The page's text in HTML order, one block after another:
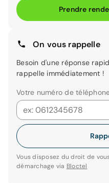
Prendre
On vous rappelle
Besoin d'une réponse
rappelle immédiatement !
Votre numéro de
Vous disposez du droit de
démarchage via Bloctel